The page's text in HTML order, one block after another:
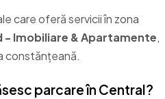
care oferă servicii în zona
- Imobiliare & Apartamente,
constănțeană.
parcare în Central?